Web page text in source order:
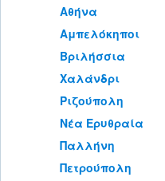
Αθήνα
Αμπελόκηποι
Βριλήσσια
Χαλάνδρι
Ριζούπολη
Νέα Ερυθραία
Παλλήνη
Πετρούπολη